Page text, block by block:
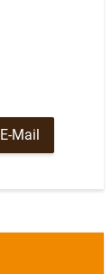
E-Mail